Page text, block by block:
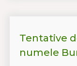
Tentative
numele